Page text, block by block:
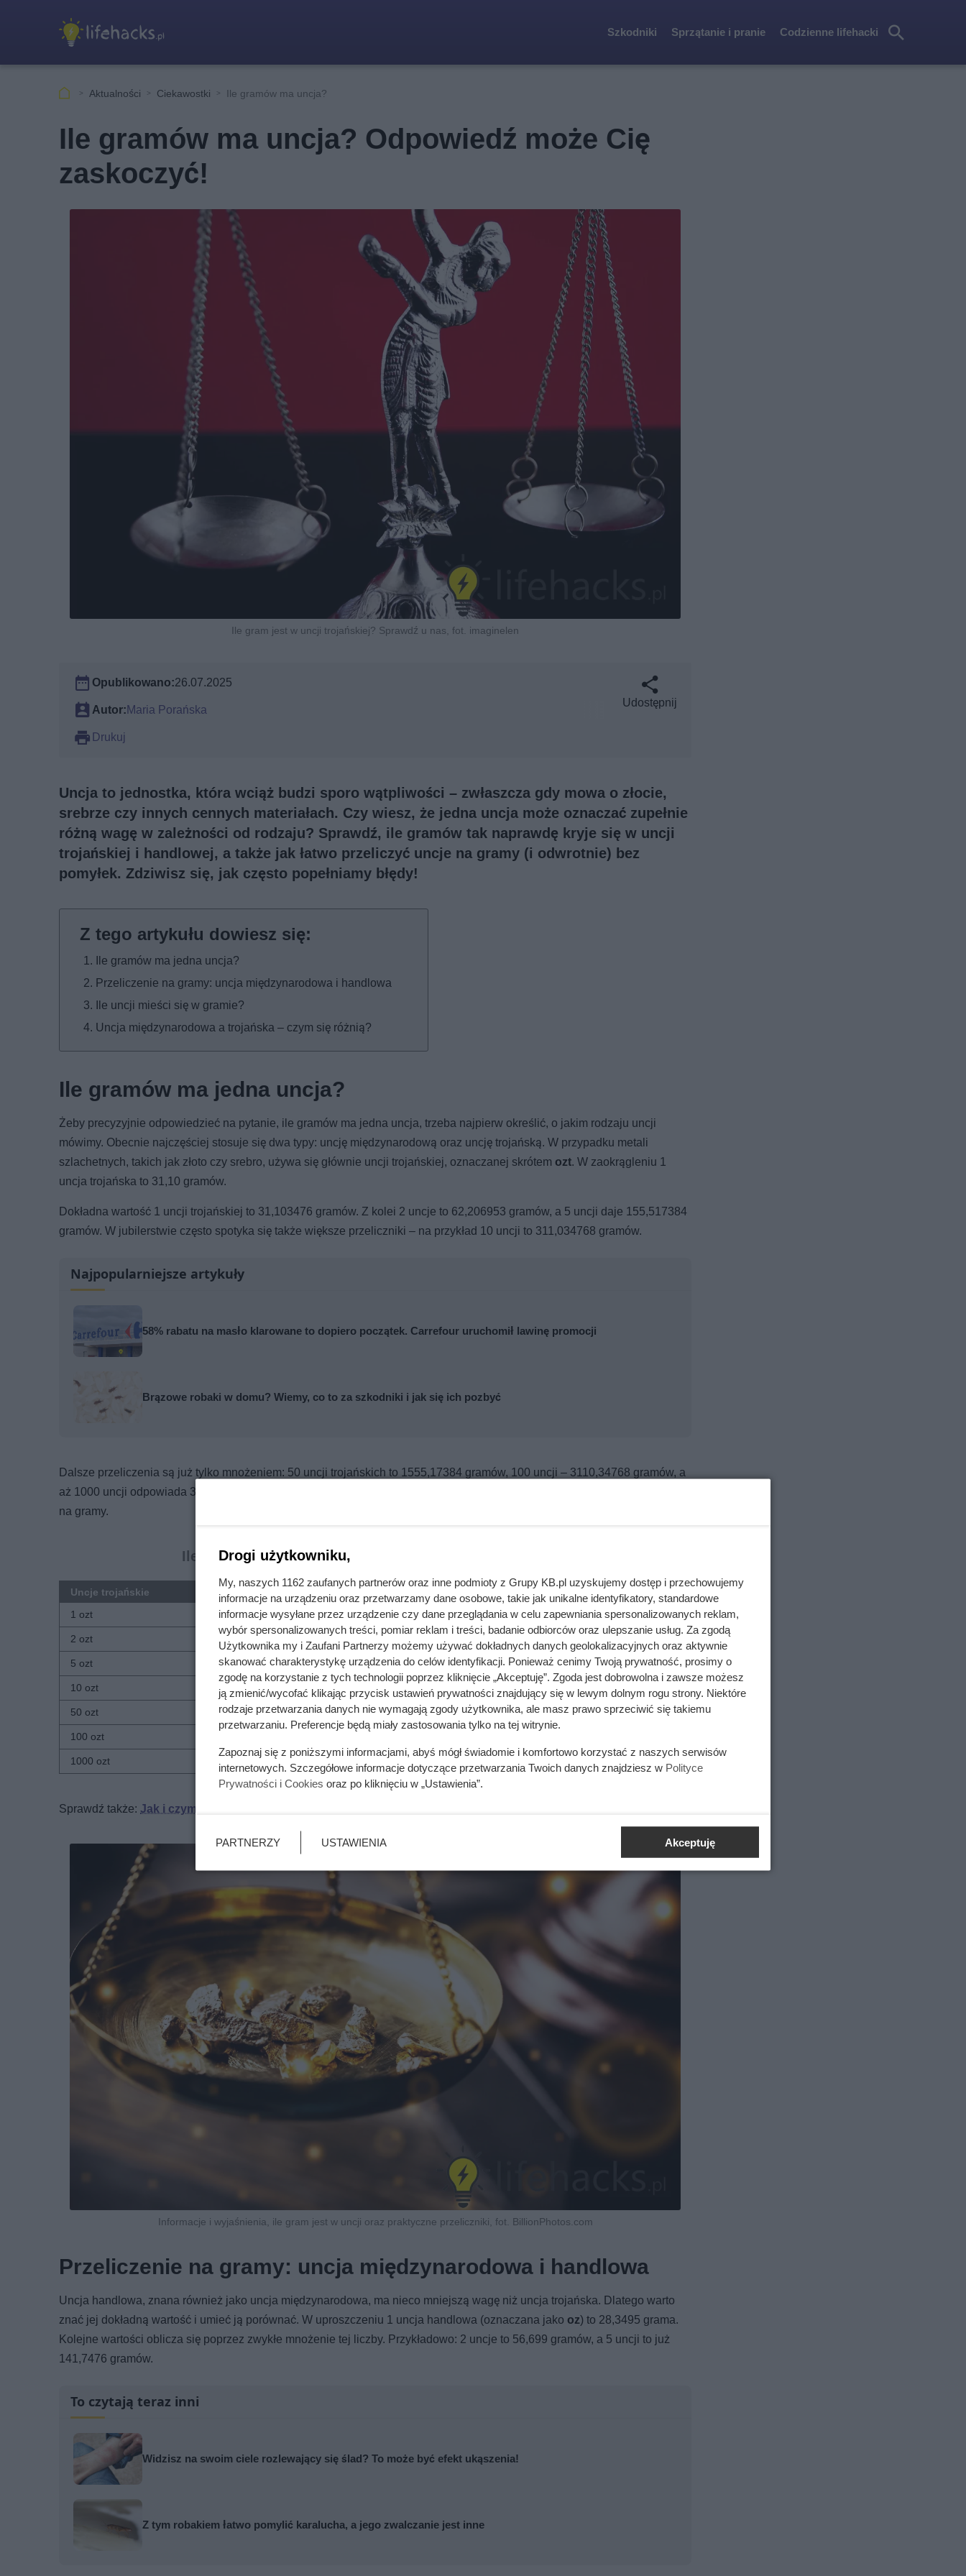
Szkodniki Sprzątanie i pranie Codzienne lifehacki
kaj
Aktualności Ciekawostki Ile gramów ma uncja?
Ile gramów ma uncja? Odpowiedź może Cię
zaskoczyć!
Ile gram jest w uncji trojańskiej? Sprawdź u nas, fot. imaginelen
Opublikowano:26.07.2025
Autor:Maria Porańska
Drukuj
Udostępnij
Uncja to jednostka, która wciąż budzi sporo wątpliwości – zwłaszcza gdy mowa o złocie,
srebrze czy innych cennych materiałach. Czy wiesz, że jedna uncja może oznaczać zupełnie
różną wagę w zależności od rodzaju? Sprawdź, ile gramów tak naprawdę kryje się w uncji
trojańskiej i handlowej, a także jak łatwo przeliczyć uncje na gramy (i odwrotnie) bez
pomyłek. Zdziwisz się, jak często popełniamy błędy!
Ile gramów ma jedna uncja?
Przeliczenie na gramy: uncja międzynarodowa i handlowa
Ile uncji mieści się w gramie?
Uncja międzynarodowa a trojańska – czym się różnią?
Ile gramów ma jedna uncja?
Żeby precyzyjnie odpowiedzieć na pytanie, ile gramów ma jedna uncja, trzeba najpierw określić, o jakim rodzaju uncji
mówimy. Obecnie najczęściej stosuje się dwa typy: uncję międzynarodową oraz uncję trojańską. W przypadku metali
szlachetnych, takich jak złoto czy srebro, używa się głównie uncji trojańskiej, oznaczanej skrótem ozt. W zaokrągleniu 1
uncja trojańska to 31,10 gramów.
Dokładna wartość 1 uncji trojańskiej to 31,103476 gramów. Z kolei 2 uncje to 62,206953 gramów, a 5 uncji daje 155,517384
gramów. W jubilerstwie często spotyka się także większe przeliczniki – na przykład 10 uncji to 311,034768 gramów.
Najpopularniejsze artykuły
58% rabatu na masło klarowane to dopiero początek. Carrefour uruchomił lawinę promocji
Brązowe robaki w domu? Wiemy, co to za szkodniki i jak się ich pozbyć
Dalsze przeliczenia są już tylko mnożeniem: 50 uncji trojańskich to 1555,17384 gramów, 100 uncji – 3110,34768 gramów, a
aż 1000 uncji odpowiada 31103,4768 gramów. Poniżej przedstawiamy szczegółową tabelę z przelicznikiem uncji trojańskich
na gramy.
Ile gramów ma uncja trojańska? Uniwersalny przelicznik
Uncje trojańskie
1 ozt
31,103476 g
2 ozt 62,206953 g
5 ozt 155,517384 g
10 ozt 311,034768 g
50 ozt 1555,17384 g
100 ozt
1000 ozt 31103,4768 g
Sprawdź także: Jak i czym usunąć klej z różnych powierzchni – skuteczne sposoby
Informacje i wyjaśnienia, ile gram jest w uncji oraz praktyczne przeliczniki, fot. BillionPhotos.com
Przeliczenie na gramy: uncja międzynarodowa i handlowa
Uncja handlowa, znana również jako uncja międzynarodowa, ma nieco mniejszą wagę niż uncja trojańska. Dlatego warto
znać jej dokładną wartość i umieć ją porównać. W uproszczeniu 1 uncja handlowa (oznaczana jako oz) to 28,3495 grama.
Kolejne wartości oblicza się poprzez zwykłe mnożenie tej liczby. Przykładowo: 2 uncje to 56,699 gramów, a 5 uncji to już
141,7476 gramów.
To czytają teraz inni
Widzisz na swoim ciele rozlewający się ślad? To może być efekt ukąszenia!
Z tym robakiem łatwo pomylić karalucha, a jego zwalczanie jest inne
Drogi użytkowniku,
My, naszych 1162 zaufanych partnerów oraz inne podmioty z Grupy KB.pl uzyskujemy dostęp i przechowujemy
informacje na urządzeniu oraz przetwarzamy dane osobowe, takie jak unikalne identyfikatory, standardowe
informacje wysyłane przez urządzenie czy dane przeglądania w celu zapewniania spersonalizowanych reklam,
wybór spersonalizowanych treści, pomiar reklam i treści, badanie odbiorców oraz ulepszanie usług. Za zgodą
Użytkownika my i Zaufani Partnerzy możemy używać dokładnych danych geolokalizacyjnych oraz aktywnie
skanować charakterystykę urządzenia do celów identyfikacji. Ponieważ cenimy Twoją prywatność, prosimy o
zgodę na korzystanie z tych technologii poprzez kliknięcie „Akceptuję”. Zgoda jest dobrowolna i zawsze możesz
ją zmienić/wycofać klikając przycisk ustawień prywatności znajdujący się w lewym dolnym rogu strony. Niektóre
rodzaje przetwarzania danych nie wymagają zgody użytkownika, ale masz prawo sprzeciwić się takiemu
przetwarzaniu. Preferencje będą miały zastosowania tylko na tej witrynie.
Zapoznaj się z poniższymi informacjami, abyś mógł świadomie i komfortowo korzystać z naszych serwisów
internetowych. Szczegółowe informacje dotyczące przetwarzania Twoich danych znajdziesz w Polityce
Prywatności i Cookies oraz po kliknięciu w „Ustawienia”.
PARTNERZY USTAWIENIA Akceptuję